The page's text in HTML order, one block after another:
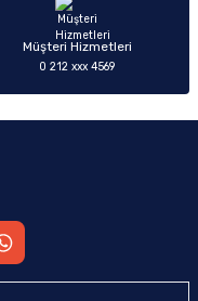
Müşteri Hizmetleri
0 212 xxx 4569